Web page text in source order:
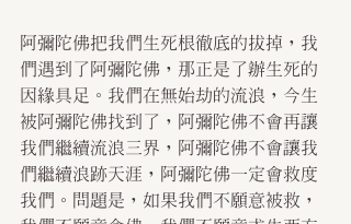
阿彌陀佛把我們生死根徹底的拔掉，我
們遇到了阿彌陀佛，那正是了辦生死的
因緣具足。我們在無始劫的流浪，今生
被阿彌陀佛找到了，阿彌陀佛不會再讓
我們繼續流浪三界，阿彌陀佛不會讓我
們繼續浪跡天涯，阿彌陀佛一定會救度
我們。問題是，如果我們不願意被救，